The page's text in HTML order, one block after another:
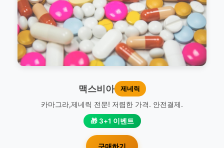
맥스비아 제네릭
카마그라,제네릭 전문! 저렴한 가격. 안전결제.
🎁 3+1 이벤트
구매하기